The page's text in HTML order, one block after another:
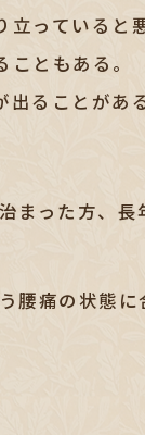
っていると
ともある。
ることがあ
った方、
痛の状態に